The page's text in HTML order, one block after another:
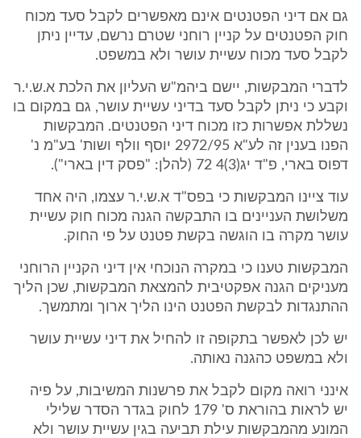
גם אם דיני הפטנטים אינם מאפשרים לקבל סעד מכוח
חוק הפטנטים על קניין רוחני שטרם נרשם, עדיין ניתן
לקבל סעד מכוח עשיית עושר ולא במשפט.
לדברי המבקשות, יישם ביהמ"ש העליון את הלכת א.ש.י.ר
וקבע כי ניתן לקבל סעד בדיני עשיית עושר, גם במקום בו
נשללת אפשרות כזו מכוח דיני הפטנטים. המבקשות
הפנו בענין זה לע"א 2972/95 יוסף וולף ושות' בע"מ נ'
דפוס בארי, פ"ד יג(3)4 72 (להלן: "פסק דין בארי").
עוד ציינו המבקשות כי בפס"ד א.ש.י.ר עצמו, היה אחד
משלושת העניינים בו התבקשה הגנה מכוח חוק עשיית
עושר מקרה בו הוגשה בקשת פטנט על פי החוק.
המבקשות טענו כי במקרה הנוכחי אין דיני הקניין הרוחני
מעניקים הגנה אפקטיבית להמצאת המבקשות, שכן הליך
ההתנגדות לבקשת הפטנט הינו הליך ארוך ומתמשך.
יש לכן לאפשר בתקופה זו להחיל את דיני עשיית עושר
ולא במשפט כהגנה נאותה.
אינני רואה מקום לקבל את פרשנות המשיבות, על פיה
יש לראות בהוראת ס' 179 לחוק בגדר הסדר שלילי
המונע מהמבקשות עילת תביעה בגין עשיית עושר ולא